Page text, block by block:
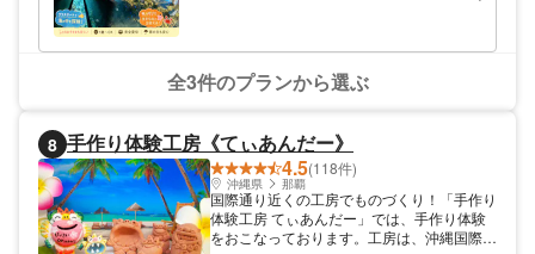
い出になります。 次はビーチコーミング
へ。波打ち際を歩きながら、シーグラスやカ
ラフルな貝殻など、海からの贈り物を探しま
だけの宝物を集めていきます。 そしてこの
ツアーの大きな特徴は、“自然を守るエコ体
験”。宝物を探しながら、同時に海辺に落ち
ているゴミも一緒に拾っていきます。「これ
は海にいらないものだね」と話しながら、親
子で環境について考える時間に。遊びながら
育てる現役パパガイドが引率するお子
様の海デビュー成功体験♪
全3件のプランから選ぶ
8 手作り体験工房《てぃあんだー》
4.5(118件)
沖縄県 那覇
国際通り近くの工房でものづくり！「手作り
体験工房 てぃあんだー」では、手作り体験
をおこなっております。工房は、沖縄国際通